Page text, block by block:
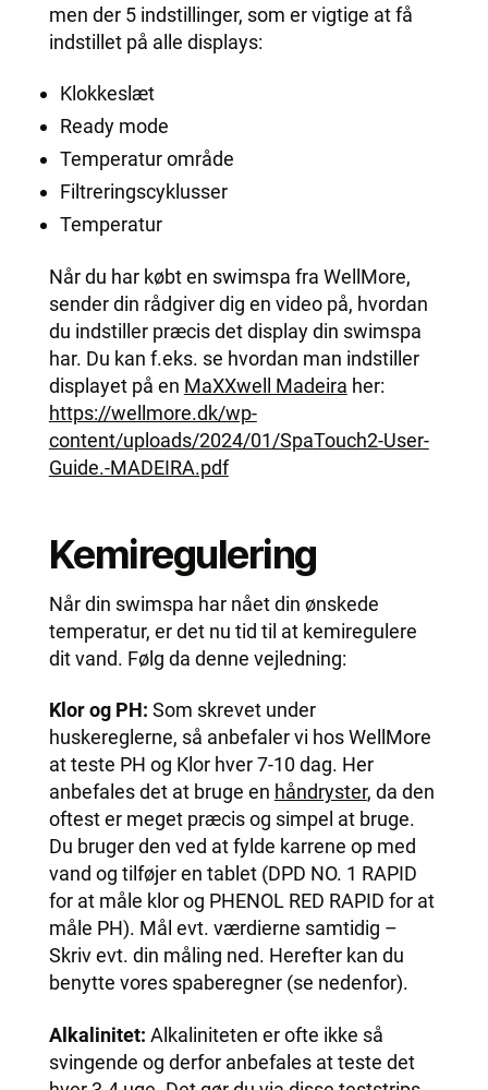
men der 5 indstillinger, som er vigtige at få
indstillet på alle displays:
Klokkeslæt
Ready mode
Temperatur område
Filtreringscyklusser
Temperatur
Når du har købt en swimspa fra WellMore,
sender din rådgiver dig en video på, hvordan
du indstiller præcis det display din swimspa
har. Du kan f.eks. se hvordan man indstiller
displayet på en MaXXwell Madeira her:
https://wellmore.dk/wp-
content/uploads/2024/01/SpaTouch2-User-
Guide.-MADEIRA.pdf
Kemiregulering
Når din swimspa har nået din ønskede
temperatur, er det nu tid til at kemiregulere
dit vand. Følg da denne vejledning:
Klor og PH: Som skrevet under
huskereglerne, så anbefaler vi hos WellMore
at teste PH og Klor hver 7-10 dag. Her
anbefales det at bruge en håndryster, da den
oftest er meget præcis og simpel at bruge.
Du bruger den ved at fylde karrene op med
vand og tilføjer en tablet (DPD NO. 1 RAPID
for at måle klor og PHENOL RED RAPID for at
måle PH). Mål evt. værdierne samtidig –
Skriv evt. din måling ned. Herefter kan du
benytte vores spaberegner (se nedenfor).
Alkalinitet: Alkaliniteten er ofte ikke så
svingende og derfor anbefales at teste det